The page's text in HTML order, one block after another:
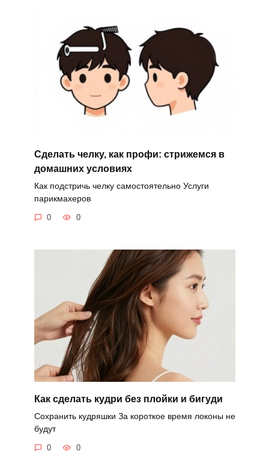
Сделать челку, как профи: стрижемся в
домашних условиях
Как подстричь челку самостоятельно Услуги
парикмахеров
0 0
Как сделать кудри без плойки и бигуди
Сохранить кудряшки За короткое время локоны не
будут
0 0